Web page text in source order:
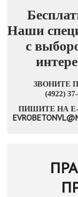
Наши
с
ЗВОНИТЕ
(4922)
ПИШИТЕ НА